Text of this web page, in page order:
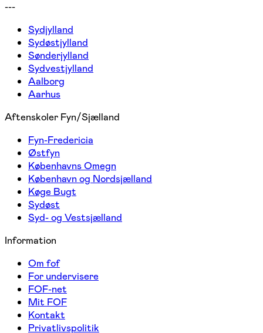
---
Sydjylland
Sydøstjylland
Sønderjylland
Sydvestjylland
Aalborg
Aarhus
Aftenskoler Fyn/Sjælland
Fyn-Fredericia
Østfyn
Københavns Omegn
København og Nordsjælland
Køge Bugt
Sydøst
Syd- og Vestsjælland
Information
Om fof
For undervisere
FOF-net
Mit FOF
Kontakt
Privatlivspolitik